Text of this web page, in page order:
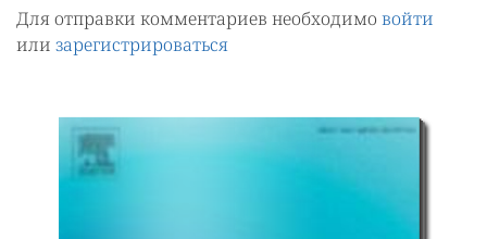
Для отправки комментариев необходимо войти
или зарегистрироваться